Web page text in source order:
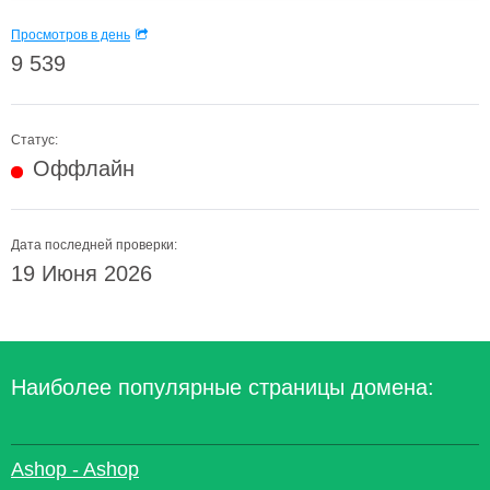
Просмотров в день
9 539
Статус:
Оффлайн
Дата последней проверки:
19 Июня 2026
Наиболее популярные страницы домена:
Ashop - Ashop